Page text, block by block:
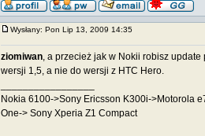
Wysłany: Pon Lip 13, 2009 14:35
ziomiwan, a przecież jak w Nokii robisz
wersji 1,5, a nie do wersji z HTC Hero.
Nokia 6100->Sony Ericsson K300i->Motorola
One-> Sony Xperia Z1 Compact